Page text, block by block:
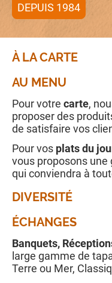
DEPUIS 1984
À LA CARTE
AU MENU
Pour votre carte,
proposer des
de satisfaire vos
Pour vos plats du
vous proposons
qui conviendra à
DIVERSITÉ
ÉCHANGES
Banquets,
large gamme de
Terre ou Mer,